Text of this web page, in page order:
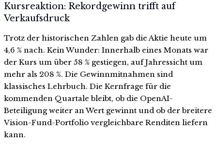
Kursreaktion: Rekordgewinn trifft auf
Verkaufsdruck
Trotz der historischen Zahlen gab die Aktie heute um
4,6 % nach. Kein Wunder: Innerhalb eines Monats war
der Kurs um über 58 % gestiegen, auf Jahressicht um
mehr als 208 %. Die Gewinnmitnahmen sind
klassisches Lehrbuch. Die Kernfrage für die
kommenden Quartale bleibt, ob die OpenAI-
Beteiligung weiter an Wert gewinnt und ob der breitere
Vision-Fund-Portfolio vergleichbare Renditen liefern
kann.